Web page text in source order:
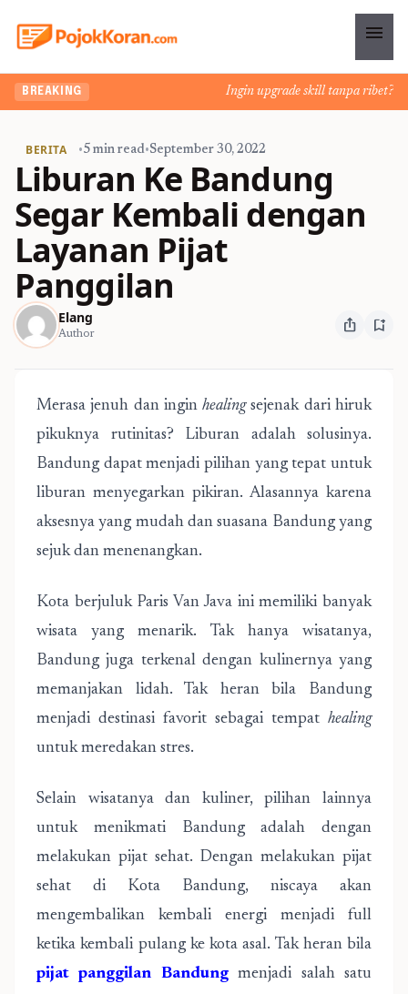
menu
BREAKING Ingin upgrade skill tanpa ribet?
BERITA •5 min read•September 30, 2022
Liburan Ke Bandung
Segar Kembali dengan
Layanan Pijat
Panggilan
Elang
Author ios_share bookmark_add
Merasa jenuh dan inginhealingsejenak dari hiruk
pikuknya rutinitas? Liburan adalah solusinya.
Bandung dapat menjadi pilihan yang tepat untuk
liburan menyegarkan pikiran. Alasannya karena
aksesnya yang mudah dan suasana Bandung yang
sejuk dan menenangkan.
Kota berjuluk Paris Van Java ini memiliki banyak
wisata yang menarik. Tak hanya wisatanya,
Bandung juga terkenal dengan kulinernya yang
memanjakan lidah. Tak heran bila Bandung
menjadi destinasi favorit sebagai tempat healing
untuk meredakan stres.
Selain wisatanya dan kuliner, pilihan lainnya
untuk menikmati Bandung adalah dengan
melakukan pijat sehat. Dengan melakukan pijat
sehat di Kota Bandung, niscaya akan
mengembalikan kembali energi menjadi full
ketika kembali pulang ke kota asal. Tak heran bila
pijat panggilan Bandung menjadi salah satu